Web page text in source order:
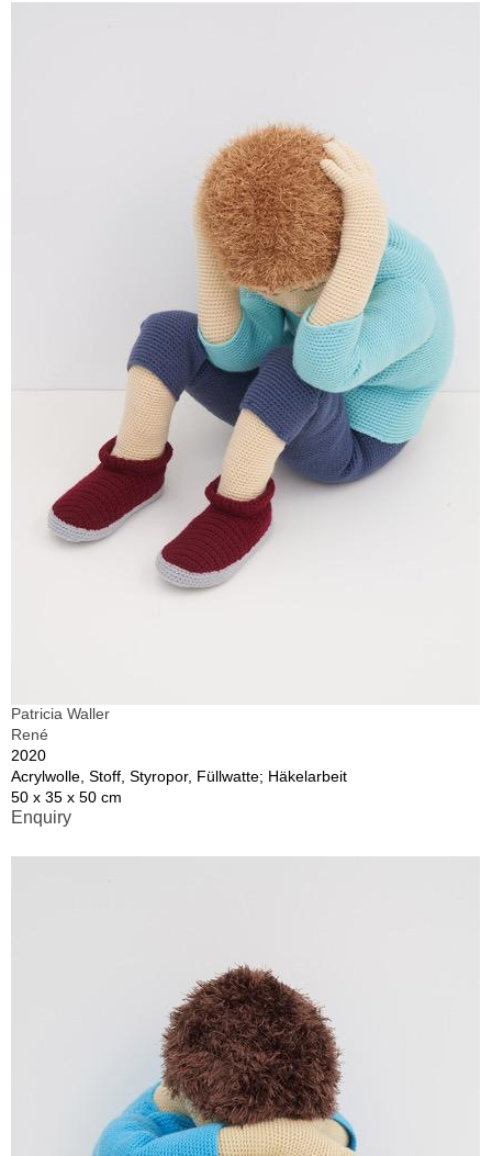
Patricia Waller
René
2020
Acrylwolle, Stoff, Styropor, Füllwatte; Häkelarbeit
50 x 35 x 50 cm
Enquiry